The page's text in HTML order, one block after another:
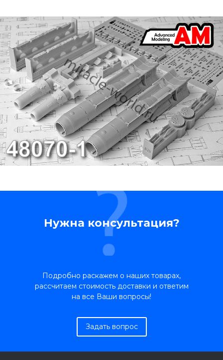
Нужна консультация?
Подробно раскажем о наших товарах,
рассчитаем стоимость доставки и ответим
на все Ваши вопросы!
Задать вопрос